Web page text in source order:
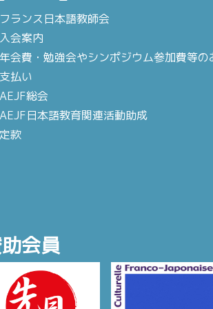
フランス日本語教師会
入会案内
年会費・勉強会やシンポジウム参加費等の
支払い
AEJF総会
AEJF日本語教育関連活動助成
定款
会員